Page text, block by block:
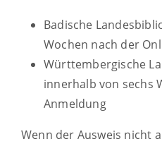
Badische
Wochen nach der
Württembergische
innerhalb von sechs
Anmeldung
Wenn der Ausweis nicht